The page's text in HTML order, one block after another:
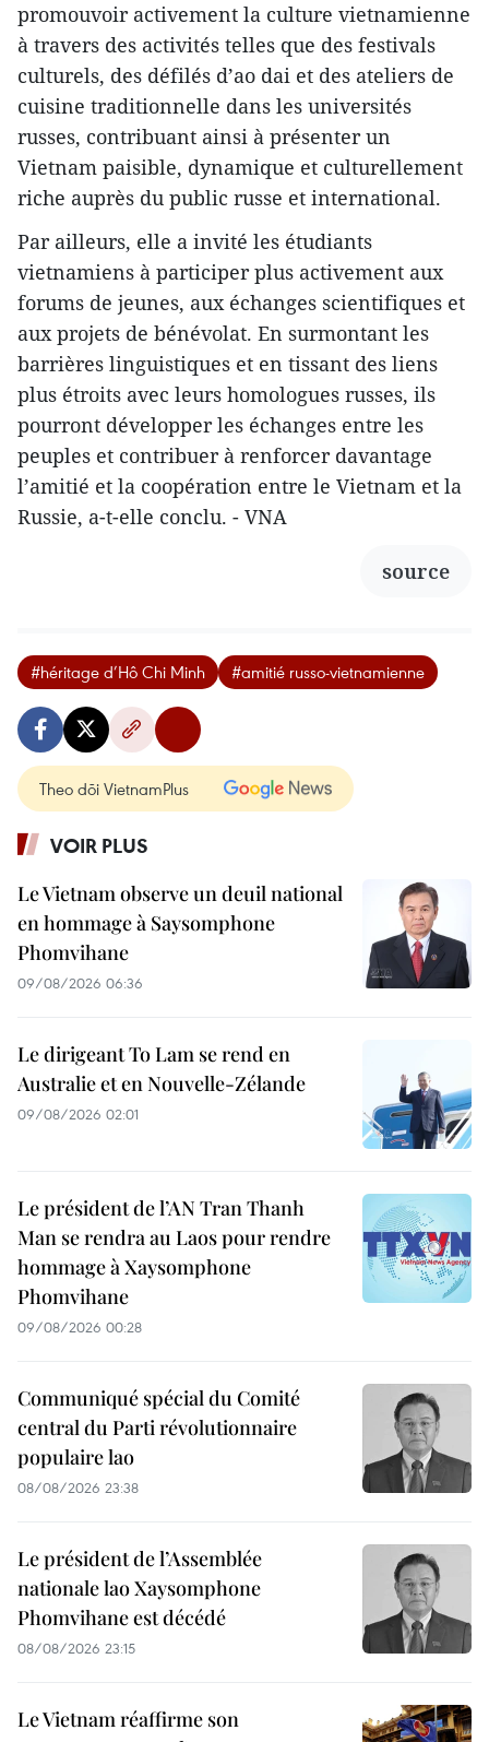
promouvoir activement la culture vietnamienne
à travers des activités telles que des festivals
culturels, des défilés d’ao dai et des ateliers de
cuisine traditionnelle dans les universités
russes, contribuant ainsi à présenter un
Vietnam paisible, dynamique et culturellement
riche auprès du public russe et international.
Par ailleurs, elle a invité les étudiants
vietnamiens à participer plus activement aux
forums de jeunes, aux échanges scientifiques et
aux projets de bénévolat. En surmontant les
barrières linguistiques et en tissant des liens
plus étroits avec leurs homologues russes, ils
pourront développer les échanges entre les
peuples et contribuer à renforcer davantage
l’amitié et la coopération entre le Vietnam et la
Russie, a-t-elle conclu. - VNA
source
#héritage d’Hô Chi Minh #amitié russo-vietnamienne
Theo dõi VietnamPlus
VOIR PLUS
Le Vietnam observe un deuil national
en hommage à Saysomphone
Phomvihane
09/08/2026 06:36
Le dirigeant To Lam se rend en
Australie et en Nouvelle-Zélande
09/08/2026 02:01
Le président de l’AN Tran Thanh
Man se rendra au Laos pour rendre
hommage à Xaysomphone
Phomvihane
09/08/2026 00:28
Communiqué spécial du Comité
central du Parti révolutionnaire
populaire lao
08/08/2026 23:38
Le président de l’Assemblée
nationale lao Xaysomphone
Phomvihane est décédé
08/08/2026 23:15
Le Vietnam réaffirme son